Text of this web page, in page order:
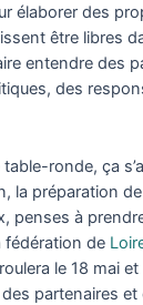
élaborer des
être libres
entendre des
des
ronde, ça
la préparation
penses à
fédération de
le 18 mai
partenaires